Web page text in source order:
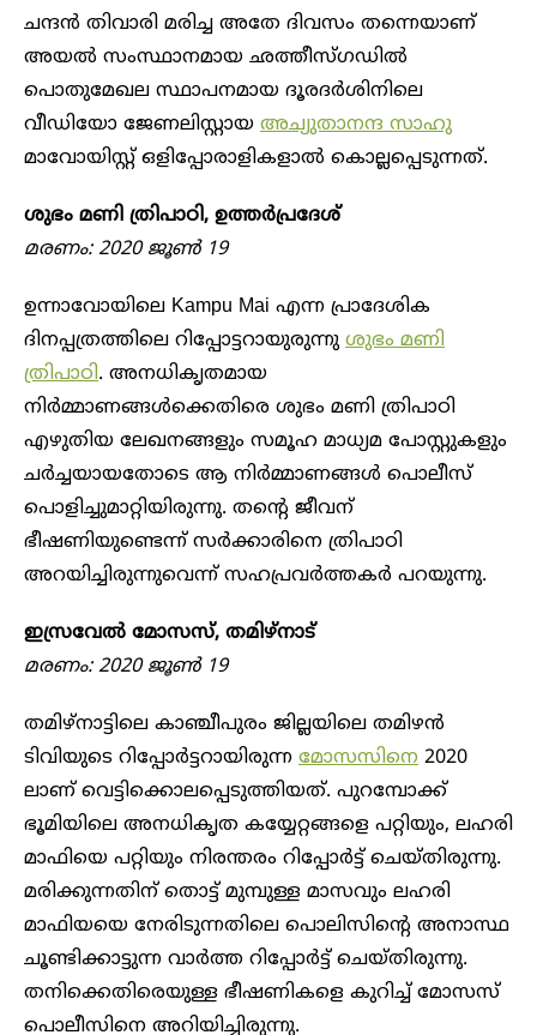
ചന്ദൻ തിവാരി മരിച്ച അതേ ദിവസം തന്നെയാണ്
അയൽ സംസ്ഥാനമായ ഛത്തീസ്​ഗഡിൽ
പൊതുമേഖല സ്ഥാപനമായ ദൂരദർശിനിലെ
വീഡിയോ ജേണലിസ്റ്റായ അച്യുതാനന്ദ സാഹു
മാവോയിസ്റ്റ് ഒളിപ്പോരാളികളാൽ കൊല്ലപ്പെടുന്നത്.
ശുഭം മണി ത്രിപാഠി, ഉത്തർപ്രദേശ്
മരണം: 2020 ജൂൺ 19
ഉന്നാവോയിലെ Kampu Mai എന്ന പ്രാദേശിക
ദിനപ്പത്രത്തിലെ റിപ്പോട്ടറായുരുന്നു ശുഭം മണി
ത്രിപാഠി. അനധികൃതമായ
നിർമ്മാണങ്ങൾക്കെതിരെ ശുഭം മണി ത്രിപാഠി
എഴുതിയ ലേഖനങ്ങളും സമൂഹ മാധ്യമ പോസ്റ്റുകളും
ചർച്ചയായതോടെ ആ നിർമ്മാണങ്ങൾ പൊലീസ്
പൊളിച്ചുമാറ്റിയിരുന്നു. തന്റെ ജീവന്
ഭീഷണിയുണ്ടെന്ന് സർക്കാരിനെ ത്രിപാഠി
അറയിച്ചിരുന്നുവെന്ന് സഹപ്രവർത്തകർ പറയുന്നു.
ഇസ്രവേൽ‌ മോസസ്, തമിഴ്നാട്
മരണം: 2020 ജൂൺ 19
തമിഴ്നാട്ടിലെ കാഞ്ചീപുരം ജില്ലയിലെ തമിഴൻ
ടിവിയു‍ടെ റിപ്പോർട്ടറായിരുന്ന മോസസിനെ 2020
ലാണ് വെട്ടിക്കൊലപ്പെടുത്തിയത്. പുറമ്പോക്ക്
ഭൂമിയിലെ അനധിക‍ൃത കയ്യേറ്റങ്ങളെ പറ്റിയും, ലഹരി
മാഫിയെ പറ്റിയും നിരന്തരം റിപ്പോർട്ട് ചെയ്തിരുന്നു.
മരിക്കുന്നതിന് തൊട്ട് മുമ്പുള്ള മാസവും ലഹരി
മാഫിയയെ നേരിടുന്നതിലെ പൊലിസിന്റെ അനാസ്ഥ
ചൂണ്ടിക്കാട്ടുന്ന വാർത്ത റിപ്പോർട്ട് ചെയ്തിരുന്നു.
തനിക്കെതിരെയുള്ള ഭീഷണികളെ കുറിച്ച് മോസസ്
പൊലീസിനെ അറിയിച്ചിരുന്നു.